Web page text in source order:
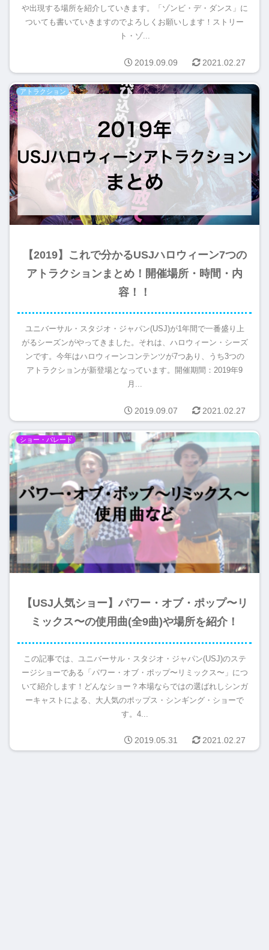
や出現する場所を紹介していきます。「ゾンビ・デ・ダンス」に
ついても書いていきますのでよろしくお願いします！ストリー
ト・ゾ...
2019.09.09 2021.02.27
アトラクション
【2019】これで分かるUSJハロウィーン7つの
アトラクションまとめ！開催場所・時間・内
容！！
ユニバーサル・スタジオ・ジャパン(USJ)が1年間で一番盛り上
がるシーズンがやってきました。それは、ハロウィーン・シーズ
ンです。今年はハロウィーンコンテンツが7つあり、うち3つの
アトラクションが新登場となっています。開催期間：2019年9
月...
2019.09.07 2021.02.27
ショー・パレード
【USJ人気ショー】パワー・オブ・ポップ〜リ
ミックス〜の使用曲(全9曲)や場所を紹介！
この記事では、ユニバーサル・スタジオ・ジャパン(USJ)のステ
ージショーである「パワー・オブ・ポップ〜リミックス〜」につ
いて紹介します！どんなショー？本場ならではの選ばれしシンガ
ーキャストによる、大人気のポップス・シンギング・ショーで
す。4...
2019.05.31 2021.02.27